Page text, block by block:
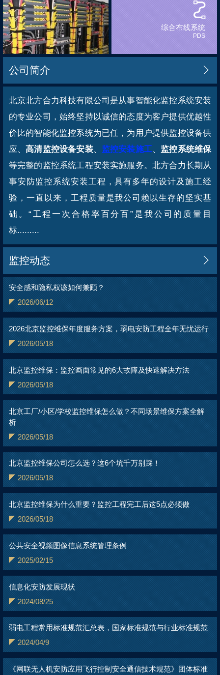
综合布线系统
PDS
公司简介 
北京北方合力科技有限公司是从事智能化监控系统安装
的专业公司，始终坚持以诚信的态度为客户提供优越性
价比的智能化监控系统为已任，为用户提供监控设备供
应、高清监控设备安装、 监控安装施工、 监控系统维保
等完整的监控系统工程安装实施服务。北方合力长期从
事安防监控系统安装工程，具有多年的设计及施工经
验，一直以来，工程质量是我公司赖以生存的坚实基
础。“工程一次合格率百分百”是我公司的质量目
标.........
监控动态 
安全感和隐私权该如何兼顾？
2026/06/12
2026北京监控维保年度服务方案，弱电安防工程全年无忧运行
2026/05/18
北京监控维保：监控画面常见的6大故障及快速解决方法
2026/05/18
北京工厂/小区/学校监控维保怎么做？不同场景维保方案全解
析
2026/05/18
北京监控维保公司怎么选？这6个坑千万别踩！
2026/05/18
北京监控维保为什么重要？监控工程完工后这5点必须做
2026/05/18
公共安全视频图像信息系统管理条例
2025/02/15
信息化安防发展现状
2024/08/25
弱电工程常用标准规范汇总表，国家标准规范与行业标准规范
2024/04/9
《网联无人机安防应用飞行控制安全通信技术规范》团体标准